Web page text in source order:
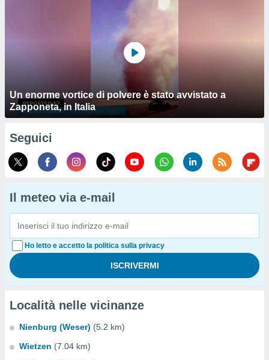
Un enorme vortice di polvere è stato avvistato a
Zapponeta, in Italia
Seguici
Il meteo via e-mail
Ho letto e accetto la politica sulla privacy
Località nelle vicinanze
Nienburg (Weser) (5.2 km)
Wietzen (7.04 km)